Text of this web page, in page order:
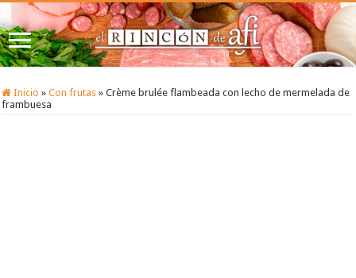
Inicio » Con frutas » Crème brulée flambeada con lecho de mermelada de
frambuesa